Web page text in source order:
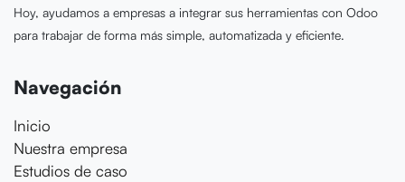
Hoy, ayudamos a empresas a integrar sus herramientas con Odoo
para trabajar de forma más simple, automatizada y eficiente.
Navegación
Inicio
Nuestra empresa
Estudios de caso